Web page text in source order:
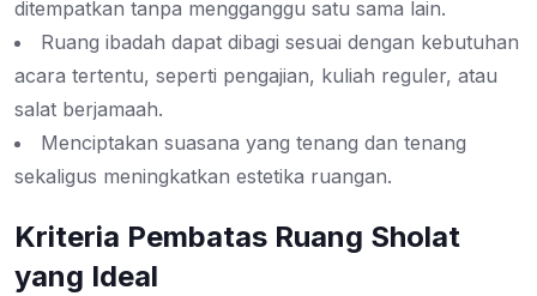
ditempatkan tanpa mengganggu satu sama lain.
Ruang ibadah dapat dibagi sesuai dengan kebutuhan
acara tertentu, seperti pengajian, kuliah reguler, atau
salat berjamaah.
Menciptakan suasana yang tenang dan tenang
sekaligus meningkatkan estetika ruangan.
Kriteria Pembatas Ruang Sholat
yang Ideal